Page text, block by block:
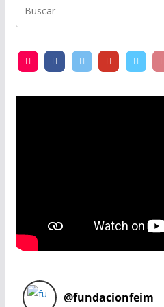
@fundacionfeim